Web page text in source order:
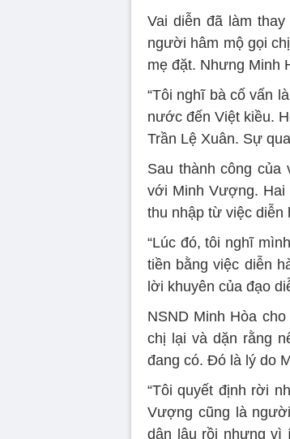
Vai diễn đã làm
người hâm mộ gọi
mẹ đặt. Nhưng Minh
“Tôi nghĩ bà cố vấn
nước đến Việt kiều.
Trần Lệ Xuân. Sự
Sau thành công của
với Minh Vượng. Hai
thu nhập từ việc diễn
“Lúc đó, tôi nghĩ
tiền bằng việc diễn
lời khuyên của đạo
NSND Minh Hòa
chị lại và dặn rằng
đang có. Đó là lý do
“Tôi quyết định rời
Vượng cũng là
dân lâu rồi nhưng vì